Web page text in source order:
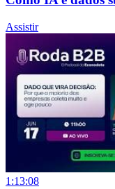
Assistir
1:13:08